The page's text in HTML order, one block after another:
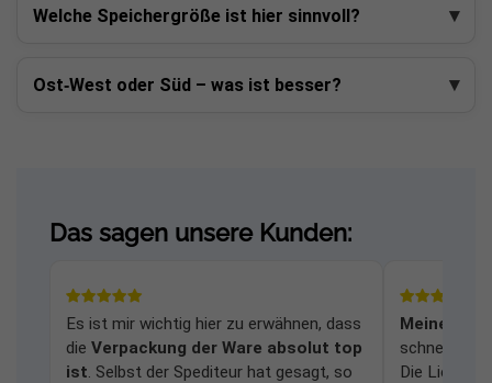
Welche Speichergröße ist hier sinnvoll?
Ost‑West oder Süd – was ist besser?
Das sagen unsere Kunden:
Es ist mir wichtig hier zu erwähnen, dass
die Verpackung der Ware absolut top
ist. Selbst der Spediteur hat gesagt, so
Meine
schnell und
Die